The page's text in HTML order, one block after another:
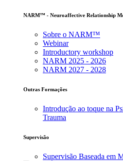
NARM™ - Neuroaffective Relationship
Sobre o NARM™
Webinar
Introductory workshop
NARM 2025 - 2026
NARM 2027 - 2028
Outras Formações
Introdução ao toque na
Trauma
Supervisão
Supervisão Baseada em